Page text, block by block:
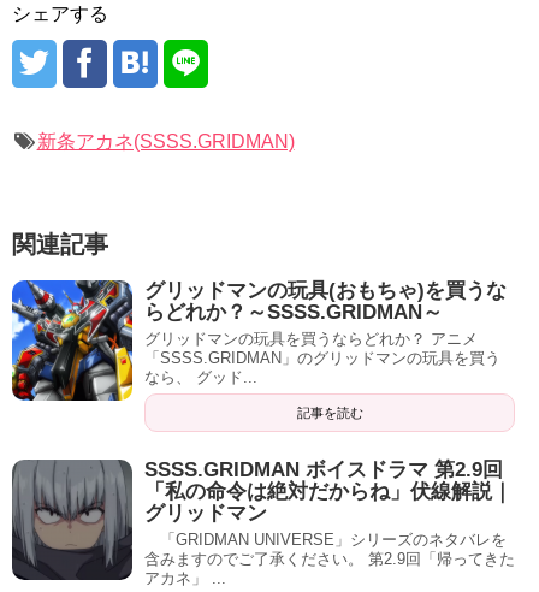
シェアする
新条アカネ(SSSS.GRIDMAN)
関連記事
グリッドマンの玩具(おもちゃ)を買うな
らどれか？～SSSS.GRIDMAN～
グリッドマンの玩具を買うならどれか？ アニメ
「SSSS.GRIDMAN」のグリッドマンの玩具を買う
なら、 グッド...
記事を読む
SSSS.GRIDMAN ボイスドラマ 第2.9回
「私の命令は絶対だからね」伏線解説｜
グリッドマン
「GRIDMAN UNIVERSE」シリーズのネタバレを
含みますのでご了承ください。 第2.9回「帰ってきた
アカネ」 ...